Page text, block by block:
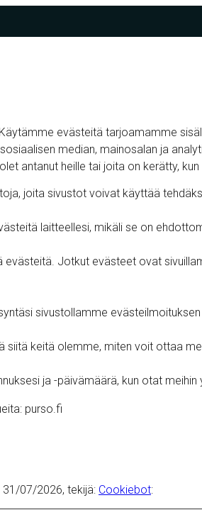
evästeitä tarjoamamme
median, mainosalan ja
antanut heille tai joita on kerätty,
joita sivustot voivat käyttää
laitteellesi, mikäli se on
Jotkut evästeet ovat
sivustollamme
siitä keitä olemme, miten voit ottaa
ja -päivämäärä, kun otat
purso.fi
07/2026, tekijä: Cookiebot: